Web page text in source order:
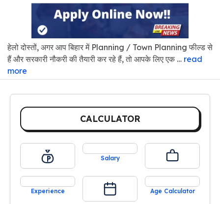
हेलो दोस्तों, अगर आप बिहार में Planning / Town Planning फील्ड से
हैं और सरकारी नौकरी की तैयारी कर रहे हैं, तो आपके लिए एक … read
more
CALCULATOR
Salary
Experience Age Calculator